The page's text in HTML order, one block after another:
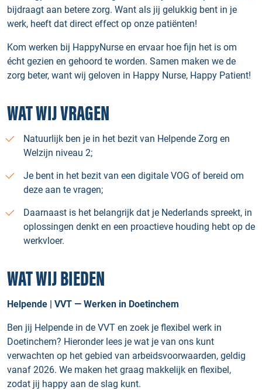
bijdraagt aan betere zorg. Want als jij gelukkig bent in je
werk, heeft dat direct effect op onze patiënten!
Kom werken bij HappyNurse en ervaar hoe fijn het is om
écht gezien en gehoord te worden. Samen maken we de
zorg beter, want wij geloven in Happy Nurse, Happy Patient!
WAT WIJ VRAGEN
Natuurlijk ben je in het bezit van Helpende Zorg en
Welzijn niveau 2;
Je bent in het bezit van een digitale VOG of bereid om
deze aan te vragen;
Daarnaast is het belangrijk dat je Nederlands spreekt, in
oplossingen denkt en een proactieve houding hebt op de
werkvloer.
WAT WIJ BIEDEN
Helpende | VVT — Werken in Doetinchem
Ben jij Helpende in de VVT en zoek je flexibel werk in
Doetinchem? Hieronder lees je wat je van ons kunt
verwachten op het gebied van arbeidsvoorwaarden, geldig
vanaf 2026. We maken het graag makkelijk en flexibel,
zodat jij happy aan de slag kunt.